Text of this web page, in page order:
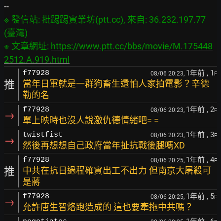
※ 發信站: 批踢踢實業坊(ptt.cc), 來自: 36.232.197.77
(臺灣)
※ 文章網址: https://www.ptt.cc/bbs/movie/M.175448
2512.A.919.html
推
f77928 08/06 20:23, 1年前 , 1 F
當年日軍就是一群狗畜生還怕人家拍電影？辛德
勒的名
→ f77928 08/06 20:23, 1年前 , 2F
單上映時也沒人說激仇德情緒吧= =
→ twistfist 08/06 20:23, 1年前 , 3F
然後再想想自己政府當年扯抗戰後腿嗎XD
推
f77928 08/06 20:25, 1年前 , 4F
中共在抗日過程確實出工不出力 但南京大屠殺可
是蔣
→ f77928 08/06 20:25, 1年前 , 5F
允許唐生智烙跑造成的 這也要牽拖中共嗎？